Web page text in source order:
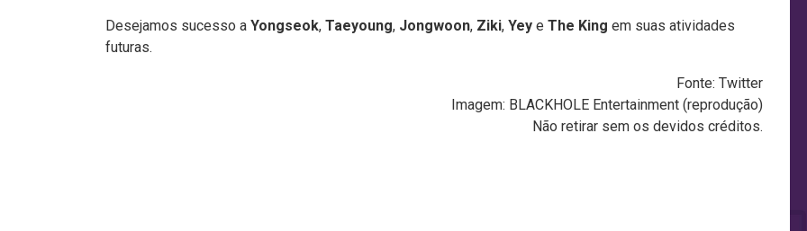
Desejamos sucesso a Yongseok, Taeyoung, Jongwoon, Ziki, Yey e The King em suas atividades
futuras.
Fonte: Twitter
Imagem: BLACKHOLE Entertainment (reprodução)
Não retirar sem os devidos créditos.